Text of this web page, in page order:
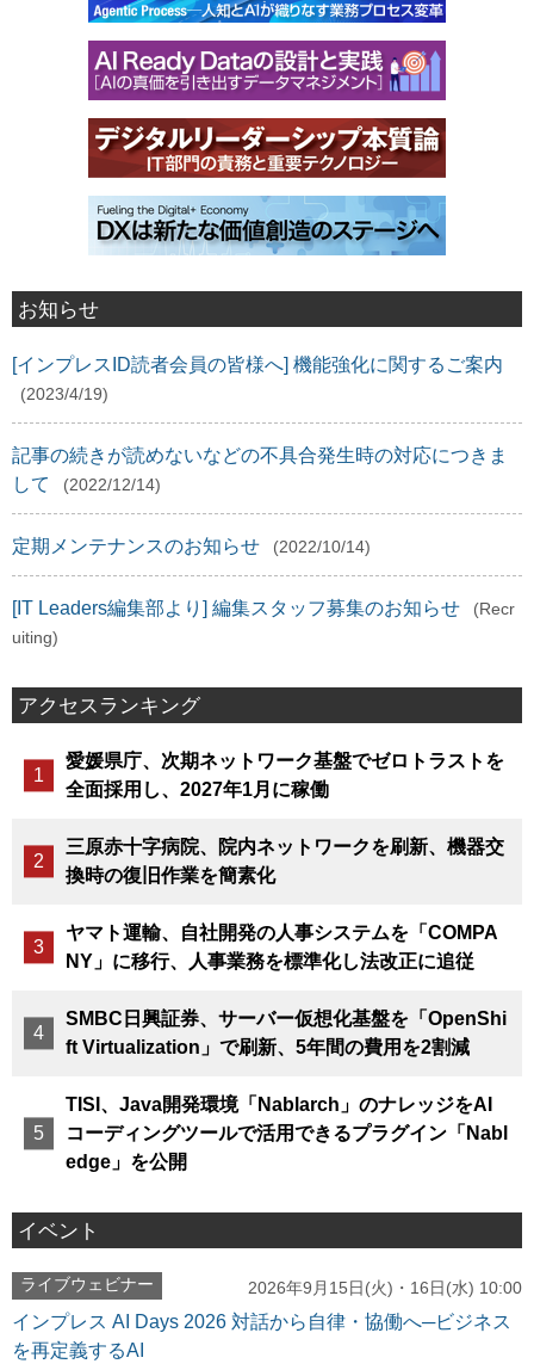
お知らせ
[インプレスID読者会員の皆様へ] 機能強化に関するご案内
(2023/4/19)
記事の続きが読めないなどの不具合発生時の対応につきま
して
(2022/12/14)
定期メンテナンスのお知らせ (2022/10/14)
[IT Leaders編集部より] 編集スタッフ募集のお知らせ
(Recr
uiting)
アクセスランキング
愛媛県庁、次期ネットワーク基盤でゼロトラストを
全面採用し、2027年1月に稼働
三原赤十字病院、院内ネットワークを刷新、機器交
換時の復旧作業を簡素化
ヤマト運輸、自社開発の人事システムを「COMPA
NY」に移行、人事業務を標準化し法改正に追従
SMBC日興証券、サーバー仮想化基盤を「OpenShi
ft Virtualization」で刷新、5年間の費用を2割減
TISI、Java開発環境「Nablarch」のナレッジをAI
コーディングツールで活用できるプラグイン「Nabl
edge」を公開
イベント
ライブウェビナー 2026年9月15日(火)・16日(水) 10:00
インプレス AI Days 2026 対話から自律・協働へ─ビジネス
を再定義するAI